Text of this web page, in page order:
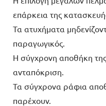
επάρκεια της
Τα ατυχήματα
παραγωγικός.
Η σύγχρονη αποθήκη
ανταπόκριση.
Τα σύγχρονα ράφια
παρέχουν.